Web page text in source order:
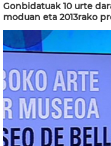
Gonbidatuak 10 urte
moduan eta 2013rako